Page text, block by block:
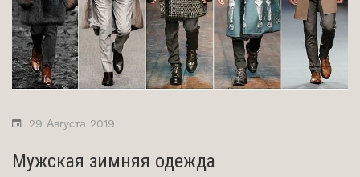
29 Августа 2019
Мужская зимняя одежда